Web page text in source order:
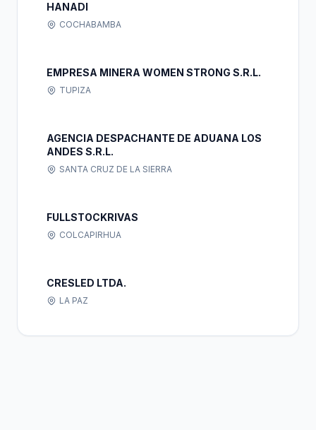
HANADI
COCHABAMBA
EMPRESA MINERA WOMEN STRONG S.R.L.
TUPIZA
AGENCIA DESPACHANTE DE ADUANA LOS
ANDES S.R.L.
SANTA CRUZ DE LA SIERRA
FULLSTOCKRIVAS
COLCAPIRHUA
CRESLED LTDA.
LA PAZ